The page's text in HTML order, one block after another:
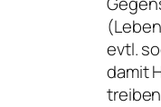
evtl.
damit